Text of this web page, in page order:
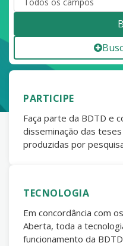
PARTICIPE
Faça parte da BDTD e
disseminação das
produzidas por
TECNOLOGIA
Em concordância com
Aberta, toda a
funcionamento da